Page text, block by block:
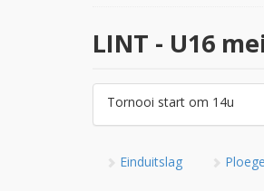
LINT - U16
Tornooi start om 14u
Einduitslag